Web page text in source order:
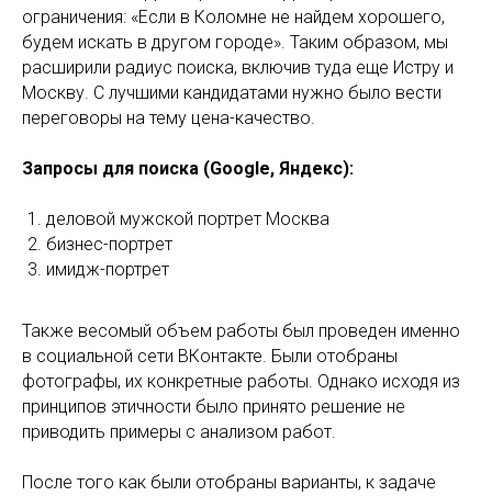
ограничения: «Если в Коломне не найдем хорошего,
будем искать в другом городе». Таким образом, мы
расширили радиус поиска, включив туда еще Истру и
Москву. С лучшими кандидатами нужно было вести
переговоры на тему цена-качество.
Запросы для поиска (Google, Яндекс):
деловой мужской портрет Москва
бизнес-портрет
имидж-портрет
Также весомый объем работы был проведен именно
в социальной сети ВКонтакте. Были отобраны
фотографы, их конкретные работы. Однако исходя из
принципов этичности было принято решение не
приводить примеры с анализом работ.
После того как были отобраны варианты, к задаче